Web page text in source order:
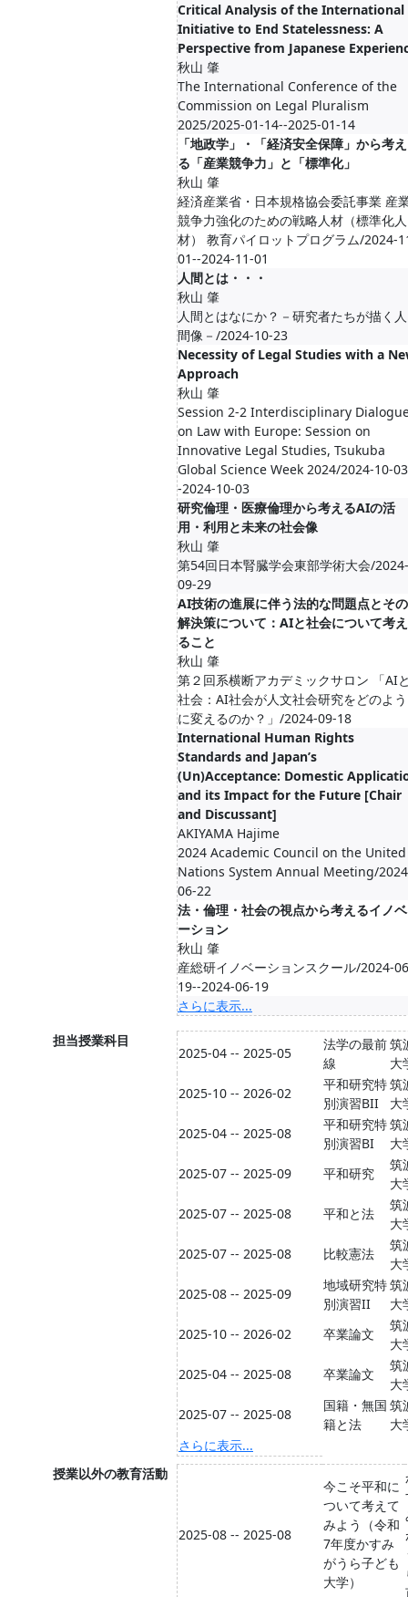
Critical Analysis of the International
Initiative to End Statelessness: A
Perspective from Japanese
秋山 肇
The International Conference of the
Commission on Legal Pluralism
2025/2025-01-14--2025-01-14
「地政学」・「経済安全保障」から考え
る「産業競争力」と「標準化」
秋山 肇
経済産業省・日本規格協会委託事業 産
競争力強化のための戦略人材（標準化人
材） 教育パイロットプログラム/2024-
01--2024-11-01
人間とは・・・
秋山 肇
人間とはなにか？－研究者たちが描く人
間像－/2024-10-23
Necessity of Legal Studies with a
Approach
秋山 肇
Session 2-2 Interdisciplinary
on Law with Europe: Session on
Innovative Legal Studies, Tsukuba
Global Science Week 2024/2024-10-
-2024-10-03
研究倫理・医療倫理から考えるAIの活
用・利用と未来の社会像
秋山 肇
第54回日本腎臓学会東部学術大会/2024-
09-29
AI技術の進展に伴う法的な問題点とその
解決策について：AIと社会について考え
ること
秋山 肇
第２回系横断アカデミックサロン 「AI
社会：AI社会が人文社会研究をどのよう
に変えるのか？」/2024-09-18
International Human Rights
Standards and Japan’s
(Un)Acceptance: Domestic
and its Impact for the Future [Chair
and Discussant]
AKIYAMA Hajime
2024 Academic Council on the United
Nations System Annual Meeting/
06-22
法・倫理・社会の視点から考えるイノベ
ーション
秋山 肇
産総研イノベーションスクール/2024-
19--2024-06-19
さらに表示...
担当授業科目
2025-04 -- 2025-05
法学の最前
線
筑
大
2025-10 -- 2026-02
平和研究特
別演習BII
筑
大
2025-04 -- 2025-08
平和研究特
別演習BI
筑
大
2025-07 -- 2025-09
平和研究
筑
大
2025-07 -- 2025-08
平和と法
筑
大
2025-07 -- 2025-08
比較憲法
筑
大
2025-08 -- 2025-09
地域研究特
別演習II
筑
大
2025-10 -- 2026-02
卒業論文
筑
大
2025-04 -- 2025-08
卒業論文
筑
大
2025-07 -- 2025-08
国籍・無国
籍と法
筑
大
さらに表示...
授業以外の教育活動
2025-08 -- 2025-08
今こそ平和に
ついて考えて
みよう（令和
7年度かすみ
がうら子ども
大学）